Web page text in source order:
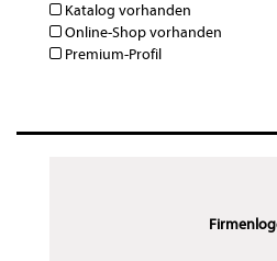
Katalog vorhanden
Online-Shop vorhanden
Premium-Profil